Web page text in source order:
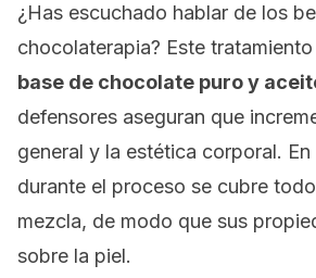
¿Has escuchado hablar de los
chocolaterapia? Este tratamiento
base de chocolate puro y
defensores aseguran que
general y la estética corporal. En
durante el proceso se cubre
mezcla, de modo que sus
sobre la piel.